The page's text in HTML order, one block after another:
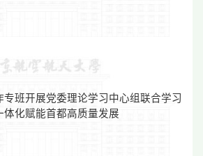
班开展党委理论学习中心组联合学习
体化赋能首都高质量发展